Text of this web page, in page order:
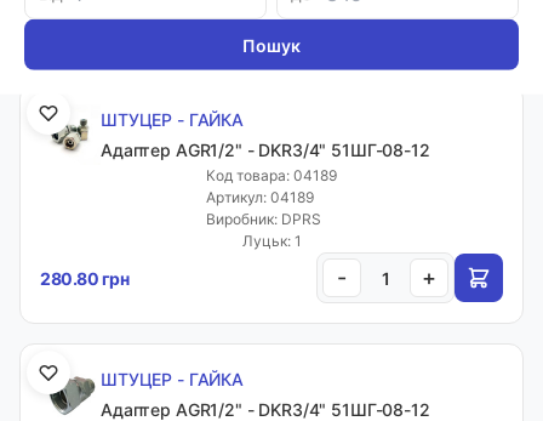
133.20 грн - +
ШТУЦЕР - ГАЙКА
Адаптер AGR1/2" - DKR3/4" 51ШГ-08-12
Код товара: 04189
Артикул: 04189
Виробник: DPRS
Луцьк: 1
280.80 грн - +
ШТУЦЕР - ГАЙКА
Адаптер AGR1/2" - DKR3/4" 51ШГ-08-12